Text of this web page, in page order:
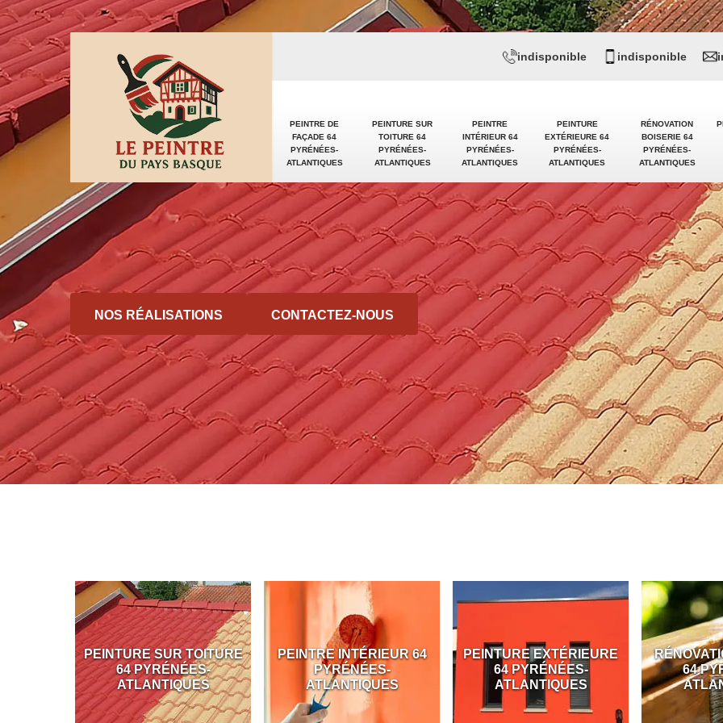
PEINTRE DE
FAÇADE 64
PYRÉNÉES-
ATLANTIQUES
PEINTURE SUR
TOITURE 64
PYRÉNÉES-
ATLANTIQUES
PEINTRE
INTÉRIEUR 64
PYRÉNÉES-
ATLANTIQUES
PEINTURE
EXTÉRIEURE 64
PYRÉNÉES-
ATLANTIQUES
RÉNOVATION
BOISERIE 64
PYRÉNÉES-
ATLANTIQUES
indisponible indisponible
NOS RÉALISATIONS CONTACTEZ-NOUS
PEINTURE SUR TOITURE
64 PYRÉNÉES-
ATLANTIQUES
PEINTRE INTÉRIEUR 64
PYRÉNÉES-
ATLANTIQUES
PEINTURE EXTÉRIEURE
64 PYRÉNÉES-
ATLANTIQUES
64